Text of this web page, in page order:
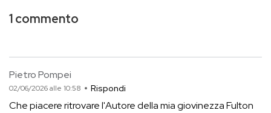
1 commento
Pietro Pompei
02/06/2026 alle 10:58 Rispondi
Che piacere ritrovare l'Autore della mia giovinezza Fulton